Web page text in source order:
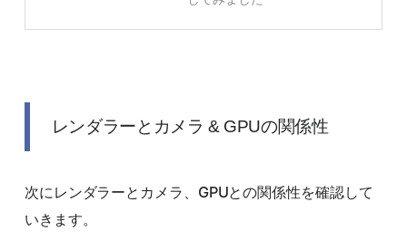
レンダラーとカメラ & GPUの関係性
次にレンダラーとカメラ、GPUとの関係性を確認して
いきます。